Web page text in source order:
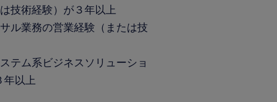
技術経験）が３年以上
ル業務の営業経験（または技
テム系ビジネスソリューショ
年以上